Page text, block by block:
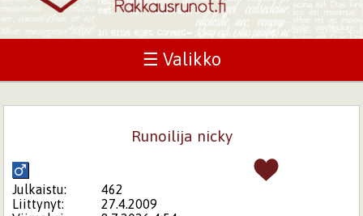
☰ Valikko
Runoilija nicky
Julkaistu:
462
Liittynyt:
27.4.2009